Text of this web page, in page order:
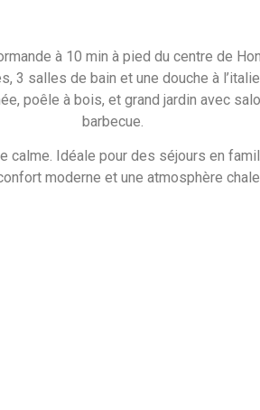
à 10 min à pied du centre de
3 salles de bain et une douche à
poêle à bois, et grand jardin avec
barbecue.
calme. Idéale pour des séjours en
moderne et une atmosphère